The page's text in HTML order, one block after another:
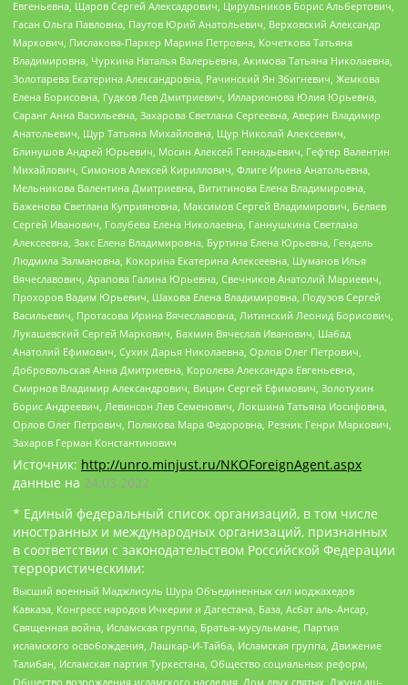
Евгеньевна, Щаров Сергей Алексадрович, Цирульников Борис Альбертович,
Гасан Ольга Павловна, Паутов Юрий Анатольевич, Верховский Александр
Маркович, Пислакова-Паркер Марина Петровна, Кочеткова Татьяна
Владимировна, Чуркина Наталья Валерьевна, Акимова Татьяна Николаевна,
Золотарева Екатерина Александровна, Рачинский Ян Збигневич, Жемкова
Елена Борисовна, Гудков Лев Дмитриевич, Илларионова Юлия Юрьевна,
Саранг Анна Васильевна, Захарова Светлана Сергеевна, Аверин Владимир
Анатольевич, Щур Татьяна Михайловна, Щур Николай Алексеевич,
Блинушов Андрей Юрьевич, Мосин Алексей Геннадьевич, Гефтер Валентин
Михайлович, Симонов Алексей Кириллович, Флиге Ирина Анатольевна,
Мельникова Валентина Дмитриевна, Вититинова Елена Владимировна,
Баженова Светлана Куприяновна, Максимов Сергей Владимирович, Беляев
Сергей Иванович, Голубева Елена Николаевна, Ганнушкина Светлана
Алексеевна, Закс Елена Владимировна, Буртина Елена Юрьевна, Гендель
Людмила Залмановна, Кокорина Екатерина Алексеевна, Шуманов Илья
Вячеславович, Арапова Галина Юрьевна, Свечников Анатолий Мариевич,
Прохоров Вадим Юрьевич, Шахова Елена Владимировна, Подузов Сергей
Васильевич, Протасова Ирина Вячеславовна, Литинский Леонид Борисович,
Лукашевский Сергей Маркович, Бахмин Вячеслав Иванович, Шабад
Анатолий Ефимович, Сухих Дарья Николаевна, Орлов Олег Петрович,
Добровольская Анна Дмитриевна, Королева Александра Евгеньевна,
Смирнов Владимир Александрович, Вицин Сергей Ефимович, Золотухин
Борис Андреевич, Левинсон Лев Семенович, Локшина Татьяна Иосифовна,
Орлов Олег Петрович, Полякова Мара Федоровна, Резник Генри Маркович,
Захаров Герман Константинович
Источник: http://unro.minjust.ru/NKOForeignAgent.aspx
данные на 24.03.2022
* Единый федеральный список организаций, в том числе
иностранных и международных организаций, признанных
в соответствии с законодательством Российской Федерации
террористическими:
Высший военный Маджлисуль Шура Объединенных сил моджахедов
Кавказа, Конгресс народов Ичкерии и Дагестана, База, Асбат аль-Ансар,
Священная война, Исламская группа, Братья-мусульмане, Партия
исламского освобождения, Лашкар-И-Тайба, Исламская группа, Движение
Талибан, Исламская партия Туркестана, Общество социальных реформ,
Общество возрождения исламского наследия, Дом двух святых, Джунд аш-